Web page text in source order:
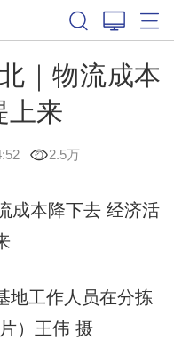
｜​物流成本
上来
2.5万
地工作人员在分拣
）王伟 摄